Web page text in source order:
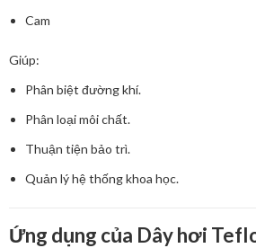
Cam
Giúp:
Phân biệt đường khí.
Phân loại môi chất.
Thuận tiện bảo trì.
Quản lý hệ thống khoa học.
Ứng dụng của Dây hơi